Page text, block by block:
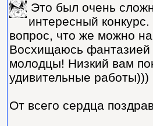
Это был очень
интересный
вопрос, что же можно
Восхищаюсь фантазией
молодцы! Низкий вам
удивительные работы)))
От всего сердца